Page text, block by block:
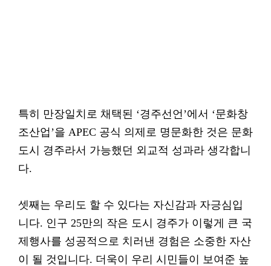
특히 만장일치로 채택된 ‘경주선언’에서 ‘문화창
조산업’을 APEC 공식 의제로 명문화한 것은 문화
도시 경주라서 가능했던 외교적 성과라 생각합니
다.
셋째는 우리도 할 수 있다는 자신감과 자긍심입
니다. 인구 25만의 작은 도시 경주가 이렇게 큰 국
제행사를 성공적으로 치러낸 경험은 소중한 자산
이 될 것입니다. 더욱이 우리 시민들이 보여준 높